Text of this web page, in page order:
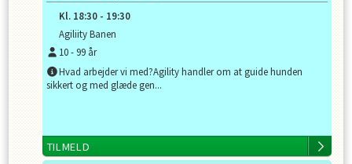
Kl. 18:30 - 19:30
Agiliity Banen
10- 99 år
Hvad arbejder vi med?Agility handler om at guide hunden
sikkert og med glæde gen...
TILMELD